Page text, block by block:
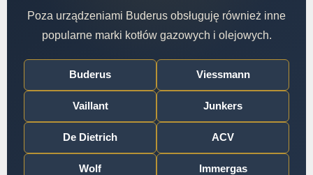
Poza urządzeniami Buderus obsługuję również inne
popularne marki kotłów gazowych i olejowych.
Buderus Viessmann
Vaillant Junkers
De Dietrich ACV
Wolf Immergas